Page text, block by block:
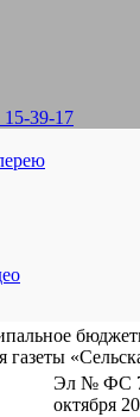
газеты
Эл № ФС
октября